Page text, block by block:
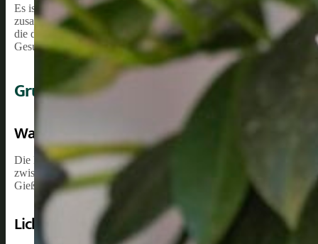
Es ist ratsam, einen speziellen Flüssigdünger für Blühpflanzen zu
zusammen mit dem Gießwasser alle zwei Wochen verabreicht
die den Nährstoffbedarf der Pflanze über einen längeren
Gesundheit und Schönheit dieser beeindruckenden Kletterpflanze
Grundlagen Der Dipladenia-Pflege
Wasserbedarf
Die Dipladenia ist eine pflegeleichte Pflanze, die regelmäßiges
zwischen den Gießvorgängen leicht antrocknen zu lassen und
Gießen pro Woche während der Wachstumsphase aus.
Lichtbedarf